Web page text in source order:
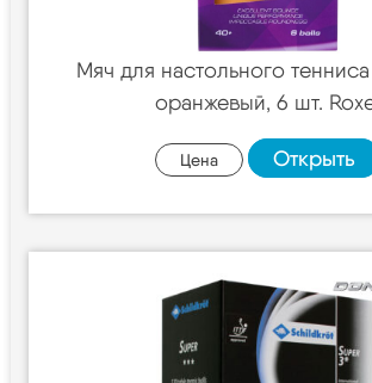
Мяч для настольного
оранжевый, 6 шт.
Цена Открыть